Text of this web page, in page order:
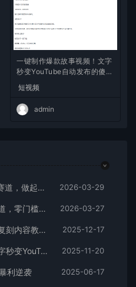
一键制作爆款故事视频！文字
秒变YouTube自动发布的傻瓜
短视频
admin
视频号巨火赛道，心灵SPA赛道，做起来超简单，每天收益800+ 2026-03-29
视频号新风口！烟雨江南赛道，零门槛日入 500+ 2026-03-27
抖音百万爆款账号，一比一复刻内容教程，从0-1实操课，小白也能学会，复制爆款，月入10w+ 2025-12-17
一键制作爆款故事视频！文字秒变YouTube自动发布的傻瓜式教程 2025-11-20
利逆袭 2025-06-17